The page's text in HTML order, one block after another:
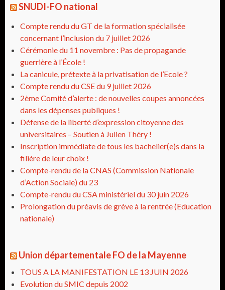
SNUDI-FO national
Compte rendu du GT de la formation spécialisée
concernant l’inclusion du 7 juillet 2026
Cérémonie du 11 novembre : Pas de propagande
guerrière à l’École !
La canicule, prétexte à la privatisation de l’Ecole ?
Compte rendu du CSE du 9 juillet 2026
2ème Comité d’alerte : de nouvelles coupes annoncées
dans les dépenses publiques !
Défense de la liberté d’expression citoyenne des
universitaires – Soutien à Julien Théry !
Inscription immédiate de tous les bachelier(e)s dans la
filière de leur choix !
Compte-rendu de la CNAS (Commission Nationale
d’Action Sociale) du 23
Compte-rendu du CSA ministériel du 30 juin 2026
Prolongation du préavis de grève à la rentrée (Education
nationale)
Union départementale FO de la Mayenne
TOUS A LA MANIFESTATION LE 13 JUIN 2026
Evolution du SMIC depuis 2002